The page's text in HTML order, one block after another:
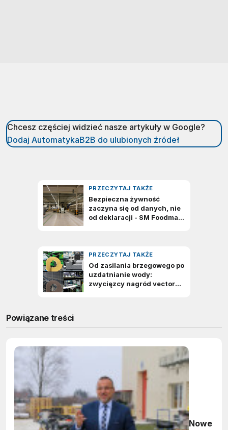
Chcesz częściej widzieć nasze artykuły w Google?
Dodaj AutomatykaB2B do ulubionych źródeł
Powiązane treści
Nowe